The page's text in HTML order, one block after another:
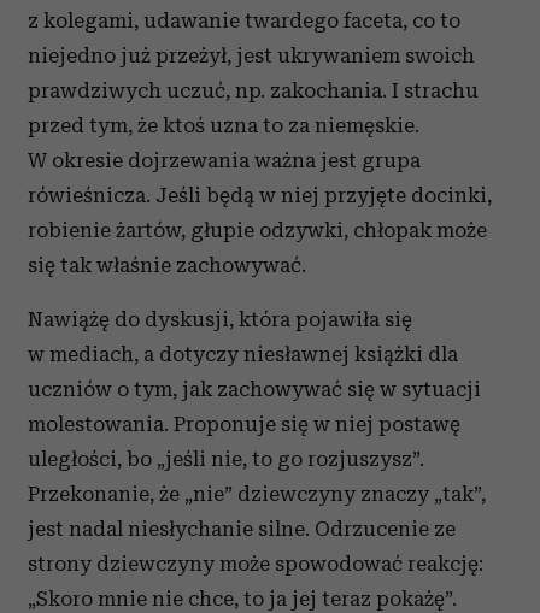
z kolegami, udawanie twardego faceta, co to
niejedno już przeżył, jest ukrywaniem swoich
prawdziwych uczuć, np. zakochania. I strachu
przed tym, że ktoś uzna to za niemęskie.
W okresie dojrzewania ważna jest grupa
rówieśnicza. Jeśli będą w niej przyjęte docinki,
robienie żartów, głupie odzywki, chłopak może
się tak właśnie zachowywać.
Nawiążę do dyskusji, która pojawiła się
w mediach, a dotyczy niesławnej książki dla
uczniów o tym, jak zachowywać się w sytuacji
molestowania. Proponuje się w niej postawę
uległości, bo „jeśli nie, to go rozjuszysz”.
Przekonanie, że „nie” dziewczyny znaczy „tak”,
jest nadal niesłychanie silne. Odrzucenie ze
strony dziewczyny może spowodować reakcję:
„Skoro mnie nie chce, to ja jej teraz pokażę”.